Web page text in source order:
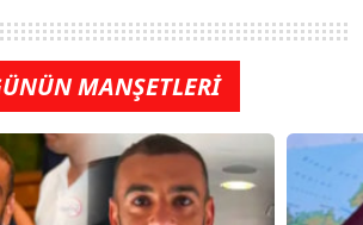
MANŞETLERİ